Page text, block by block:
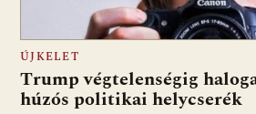
ÚJKELET
Trump végtelenségig
húzós politikai helycserék